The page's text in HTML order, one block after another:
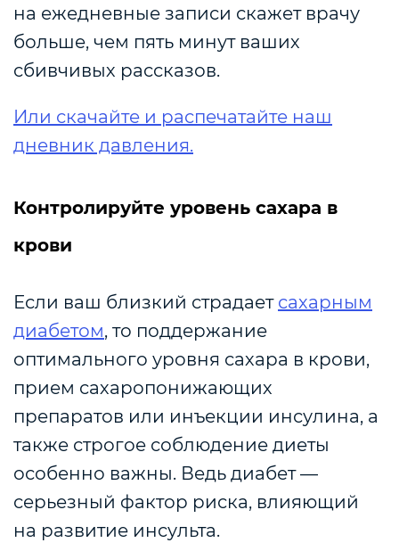
на ежедневные записи скажет врачу
больше, чем пять минут ваших
сбивчивых рассказов.
Или скачайте и распечатайте наш
дневник давления.
Контролируйте уровень сахара в
крови
Если ваш близкий страдает сахарным
диабетом, то поддержание
оптимального уровня сахара в крови,
прием сахаропонижающих
препаратов или инъекции инсулина, а
также строгое соблюдение диеты
особенно важны. Ведь диабет —
серьезный фактор риска, влияющий
на развитие инсульта.